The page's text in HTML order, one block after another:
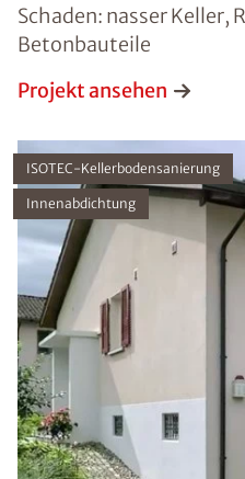
Schaden: nasser Keller,
Betonbauteile
Projekt ansehen
ISOTEC-Kellerbodensanierung
Innenabdichtung